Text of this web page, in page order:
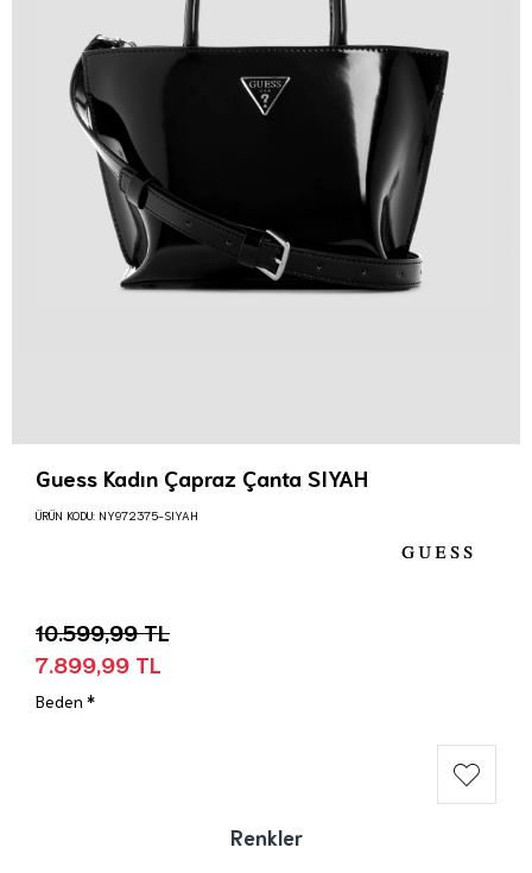
Guess Kadın Çapraz Çanta SIYAH
Renkler
7.899,99 TL
10.599,99 TL
ÜRÜN KODU: NY972375-SIYAH
Beden